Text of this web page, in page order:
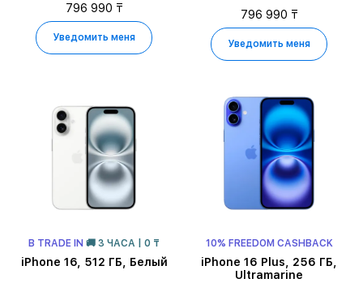
796 990 ₸
Уведомить меня
796 990 ₸
Уведомить меня
В TRADE IN 🚚 3 ЧАСА | 0 ₸
iPhone 16, 512 ГБ, Белый
10% FREEDOM CASHBACK
iPhone 16 Plus, 256 ГБ,
Ultramarine